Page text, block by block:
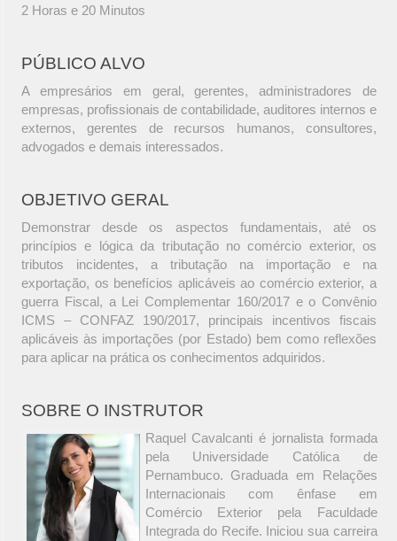
2 Horas e 20 Minutos
PÚBLICO ALVO
A empresários em geral, gerentes, administradores de
empresas, profissionais de contabilidade, auditores internos e
externos, gerentes de recursos humanos, consultores,
advogados e demais interessados.
OBJETIVO GERAL
Demonstrar desde os aspectos fundamentais, até os
princípios e lógica da tributação no comércio exterior, os
tributos incidentes, a tributação na importação e na
exportação, os benefícios aplicáveis ao comércio exterior, a
guerra Fiscal, a Lei Complementar 160/2017 e o Convênio
ICMS – CONFAZ 190/2017, principais incentivos fiscais
aplicáveis às importações (por Estado) bem como reflexões
para aplicar na prática os conhecimentos adquiridos.
SOBRE O INSTRUTOR
Raquel Cavalcanti é jornalista formada
pela Universidade Católica de
Pernambuco. Graduada em Relações
Internacionais com ênfase em
Comércio Exterior pela Faculdade
Integrada do Recife. Iniciou sua carreira